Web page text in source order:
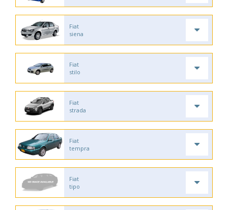
Fiat
siena
Fiat
stilo
Fiat
strada
Fiat
tempra
Fiat
tipo